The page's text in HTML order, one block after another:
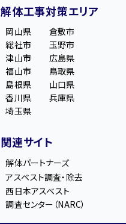
解体工事対策エリア
岡山県
倉敷市
総社市
玉野市
津山市
広島県
福山市
鳥取県
島根県
山口県
香川県
兵庫県
埼玉県
関連サイト
解体パートナーズ
アスベスト調査・除去
西日本アスベスト
調査センター（NARC）